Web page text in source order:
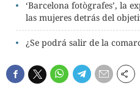
‘Barcelona fotògrafes’, la
las mujeres detrás del
¿Se podrá salir de la